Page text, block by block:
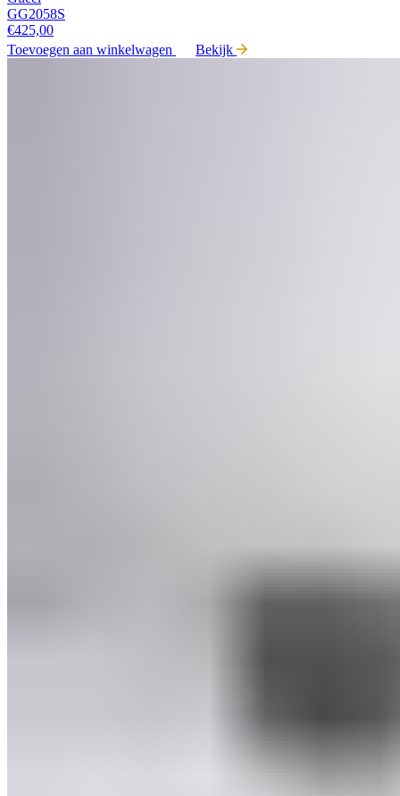
GG2058S
€425,00
Toevoegen aan winkelwagen
Bekijk